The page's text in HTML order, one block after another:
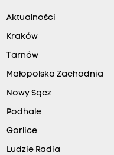
Aktualności
Kraków
Tarnów
Małopolska Zachodnia
Nowy Sącz
Podhale
Gorlice
Ludzie Radia